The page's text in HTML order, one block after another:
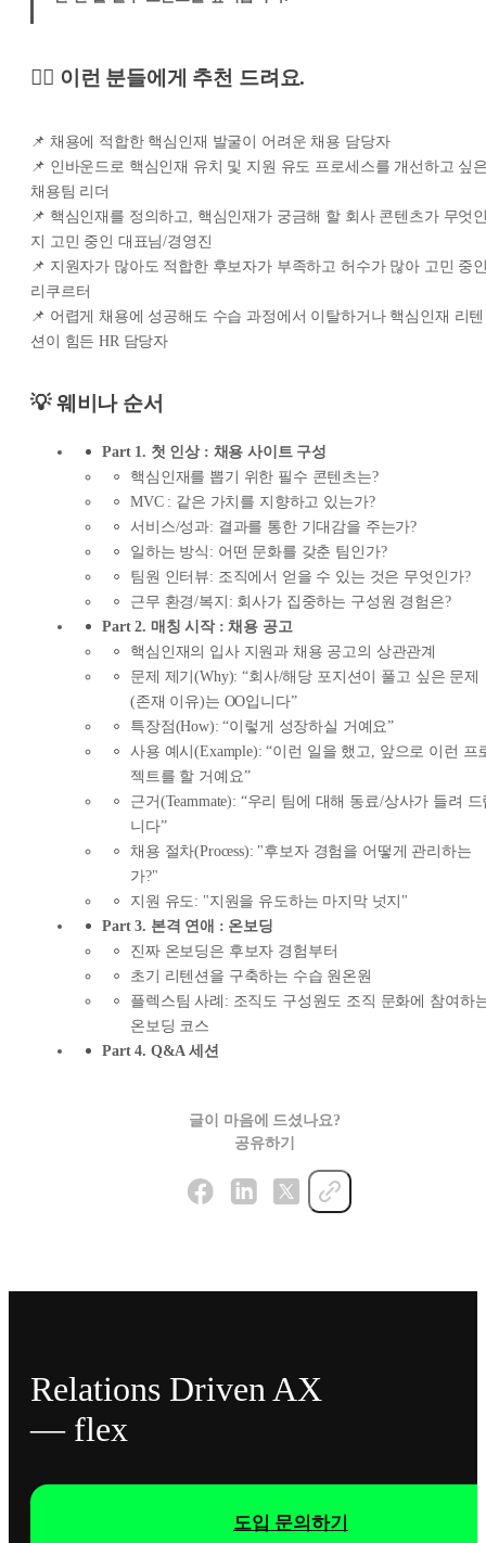
🙋‍♀️ 이런 분들에게 추천 드려요.
📌 채용에 적합한 핵심인재 발굴이 어려운 채용 담당자
📌 인바운드로 핵심인재 유치 및 지원 유도 프로세스를 개선하고 싶
채용팀 리더
📌 핵심인재를 정의하고, 핵심인재가 궁금해 할 회사 콘텐츠가 무엇
지 고민 중인 대표님/경영진
📌 지원자가 많아도 적합한 후보자가 부족하고 허수가 많아 고민 중
리쿠르터
📌 어렵게 채용에 성공해도 수습 과정에서 이탈하거나 핵심인재 리텐
션이 힘든 HR 담당자
💡 웨비나 순서
Part 1. 첫 인상 : 채용 사이트 구성
핵심인재를 뽑기 위한 필수 콘텐츠는?
MVC : 같은 가치를 지향하고 있는가?
서비스/성과: 결과를 통한 기대감을 주는가?
일하는 방식: 어떤 문화를 갖춘 팀인가?
팀원 인터뷰: 조직에서 얻을 수 있는 것은 무엇인가?
근무 환경/복지: 회사가 집중하는 구성원 경험은?
Part 2. 매칭 시작 : 채용 공고
핵심인재의 입사 지원과 채용 공고의 상관관계
문제 제기(Why): “회사/해당 포지션이 풀고 싶은 문제
(존재 이유)는 OO입니다”
특장점(How): “이렇게 성장하실 거예요”
사용 예시(Example): “이런 일을 했고, 앞으로 이런 프
젝트를 할 거예요”
근거(Teammate): “우리 팀에 대해 동료/상사가 들려 드
니다”
채용 절차(Process): "후보자 경험을 어떻게 관리하는
가?"
지원 유도: "지원을 유도하는 마지막 넛지"
Part 3. 본격 연애 : 온보딩
진짜 온보딩은 후보자 경험부터
초기 리텐션을 구축하는 수습 원온원
플렉스팀 사례: 조직도 구성원도 조직 문화에 참여하
온보딩 코스
Part 4. Q&A 세션
글이 마음에 드셨나요?
공유하기
Relations Driven AX
— flex
도입 문의하기